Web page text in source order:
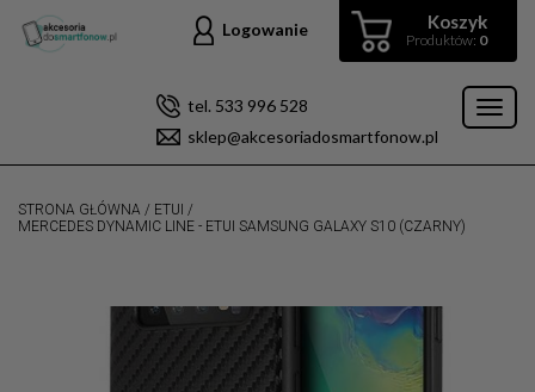
Koszyk
Produktów: 0
Logowanie
tel. 533 996 528
sklep@akcesoriadosmartfonow.pl
STRONA GŁÓWNA / ETUI /
MERCEDES DYNAMIC LINE - ETUI SAMSUNG GALAXY S10 (CZARNY)